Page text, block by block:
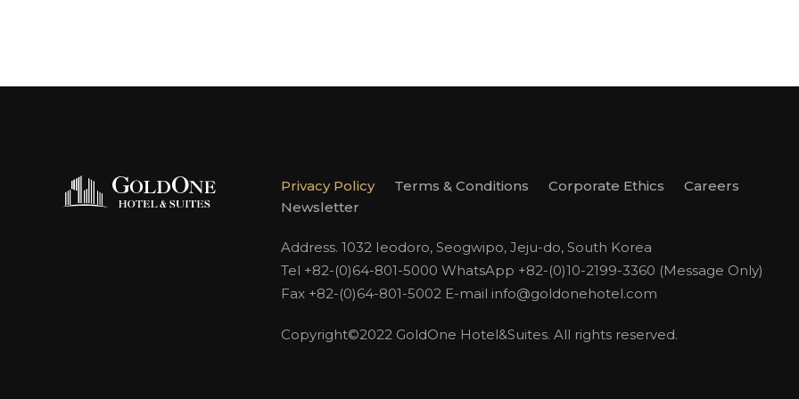
Privacy Policy Terms & Conditions Corporate Ethics
Careers
Newsletter
Address. 1032 Ieodoro, Seogwipo, Jeju-do, South Korea
Tel +82-(0)64-801-5000 WhatsApp +82-(0)10-2199-3360 (Message Only)
Fax +82-(0)64-801-5002 E-mail info@goldonehotel.com
Copyright©2022 GoldOne Hotel&Suites. All rights reserved.